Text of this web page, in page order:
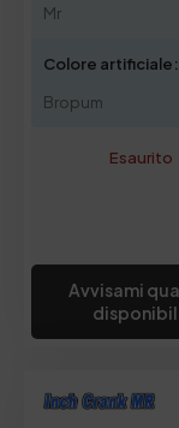
Mr
Colore artificiale:
Bropum
Esaurito
Avvisami